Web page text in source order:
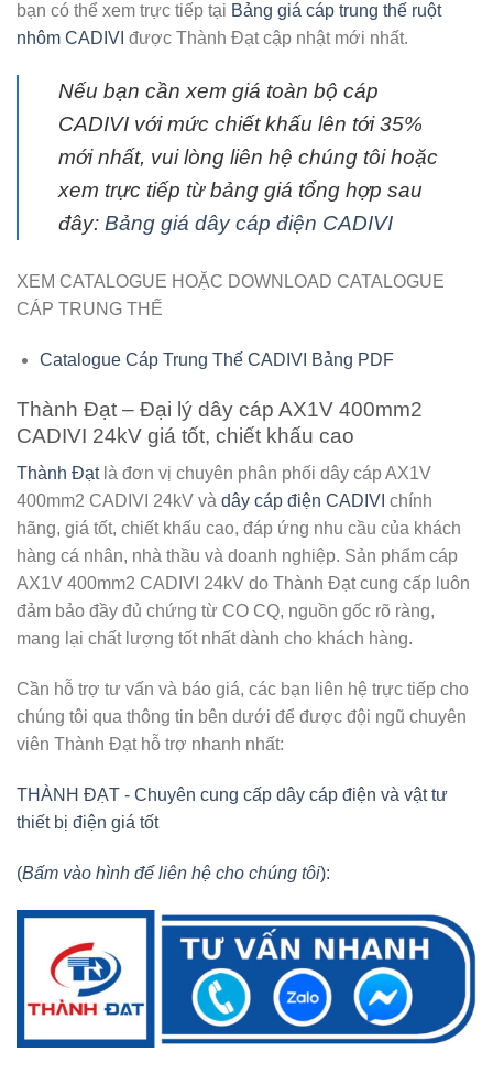
bạn có thể xem trực tiếp tại Bảng giá cáp trung thế ruột
nhôm CADIVI được Thành Đạt cập nhật mới nhất.
Nếu bạn cần xem giá toàn bộ cáp
CADIVI với mức chiết khấu lên tới 35%
mới nhất, vui lòng liên hệ chúng tôi hoặc
xem trực tiếp từ bảng giá tổng hợp sau
đây: Bảng giá dây cáp điện CADIVI
XEM CATALOGUE HOẶC DOWNLOAD CATALOGUE
CÁP TRUNG THẾ
Catalogue Cáp Trung Thế CADIVI Bảng PDF
Thành Đạt – Đại lý dây cáp AX1V 400mm2
CADIVI 24kV giá tốt, chiết khấu cao
Thành Đạtlà đơn vị chuyên phân phối dây cáp AX1V
400mm2 CADIVI 24kV và dây cáp điện CADIVI chính
hãng, giá tốt, chiết khấu cao, đáp ứng nhu cầu của khách
hàng cá nhân, nhà thầu và doanh nghiệp. Sản phẩm cáp
AX1V 400mm2 CADIVI 24kV do Thành Đạt cung cấp luôn
đảm bảo đầy đủ chứng từ CO CQ, nguồn gốc rõ ràng,
mang lại chất lượng tốt nhất dành cho khách hàng.
Cần hỗ trợ tư vấn và báo giá, các bạn liên hệ trực tiếp cho
chúng tôi qua thông tin bên dưới để được đội ngũ chuyên
viên Thành Đạt hỗ trợ nhanh nhất:
THÀNH ĐẠT - Chuyên cung cấp dây cáp điện và vật tư
thiết bị điện giá tốt
(Bấm vào hình để liên hệ cho chúng tôi):